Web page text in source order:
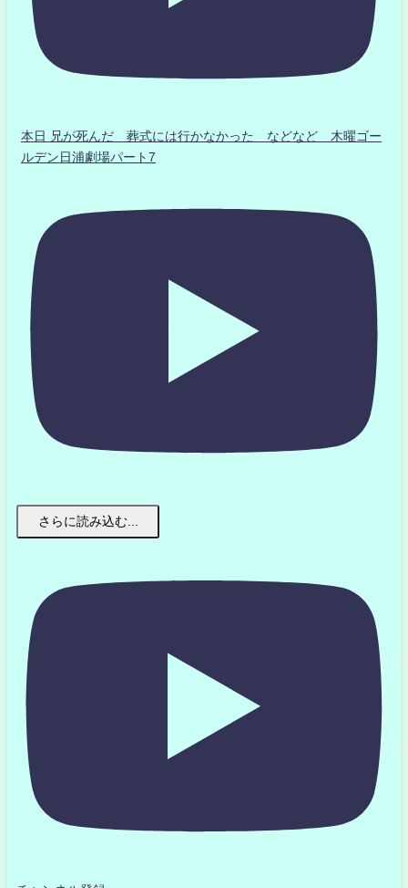
本日 兄が死んだ 葬式には行かなかった などなど 木曜ゴー
ルデン日浦劇場パート7
さらに読み込む...